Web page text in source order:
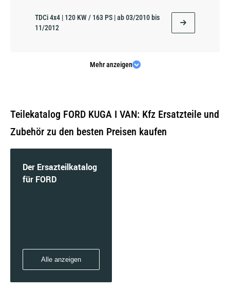
TDCi 4x4 | 120 KW / 163 PS | ab 03/2010 bis
11/2012
Mehr anzeigen
Teilekatalog FORD KUGA I VAN: Kfz Ersatzteile und
Zubehör zu den besten Preisen kaufen
Der Ersazteilkatalog
für FORD
Alle anzeigen